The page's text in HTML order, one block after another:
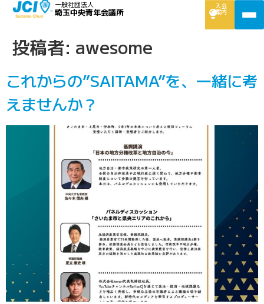
一般社団法人
埼玉中央青年会議所
入会
案内
投稿者: awesome
これからの”SAITAMA”を、一緒に考
えませんか？